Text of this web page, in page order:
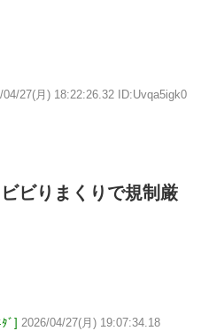
04/27(月) 18:22:26.32 ID:Uvqa5igk0
ビりまくりで規制厳
ﾞ] 2026/04/27(月) 19:07:34.18